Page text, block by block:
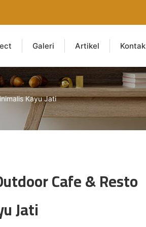
Galeri Artikel Kontak
Kayu Jati
Cafe & Resto
Jati